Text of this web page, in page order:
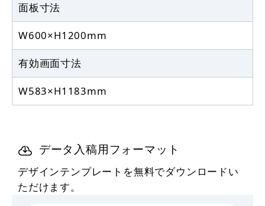
面板寸法
W600×H1200mm
有効画面寸法
W583×H1183mm
データ入稿用フォーマット
デザインテンプレートを無料でダウンロードい
ただけます。